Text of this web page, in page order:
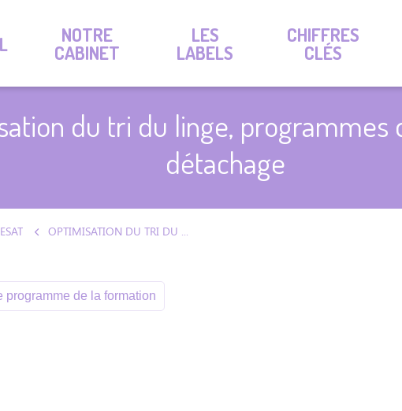
NOTRE
CABINET
LES
LABELS
CHIFFRES
CLÉS
du tri du linge, programmes
détachage
OPTIMISATION DU TRI DU LINGE, PROGRAMMES DE LAVAGE & DÉTACHAGE
programme de la formation